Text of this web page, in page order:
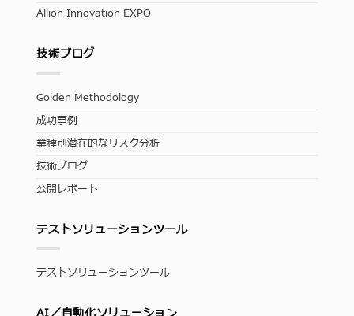
Allion Innovation EXPO
技術ブログ
Golden Methodology
成功事例
業種別潜在的なリスク分析
技術ブログ
公開レポート
テストソリューションツール
テストソリューションツール